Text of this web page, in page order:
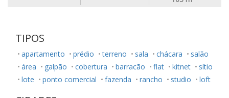
TIPOS
apartamento prédio terreno sala chácara
salão
área
galpão cobertura barracão flat kitnet
sítio
lote
ponto comercial fazenda rancho studio loft